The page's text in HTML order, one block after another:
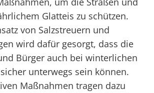
Glatteis zu schützen.
von Salzstreuern und
wird dafür gesorgt, dass die
Bürger auch bei winterlichen
unterwegs sein können.
Maßnahmen tragen dazu